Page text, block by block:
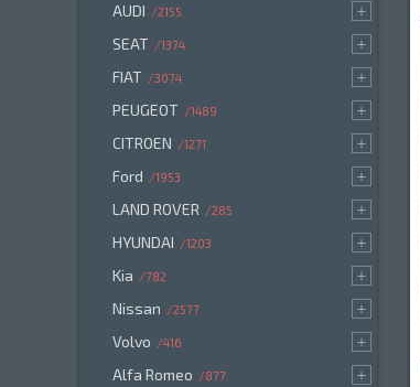
AUDI 2155
SEAT 1374
FIAT 3074
PEUGEOT 1489
CITROEN 1271
Ford 1953
LAND ROVER 285
HYUNDAI 1203
Kia 782
Nissan 2577
Volvo 416
Alfa Romeo 877